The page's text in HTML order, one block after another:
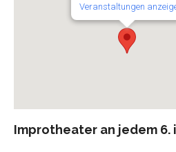
Veranstaltungen
Improtheater an jedem 6.